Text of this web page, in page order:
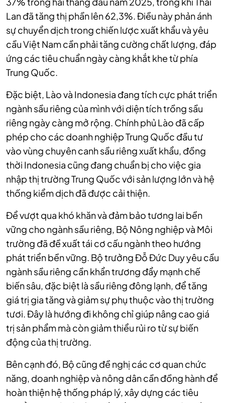
Lan đã tăng thị phần lên 62,3%. Điều này phản ánh
sự chuyển dịch trong chiến lược xuất khẩu và yêu
cầu Việt Nam cần phải tăng cường chất lượng, đáp
ứng các tiêu chuẩn ngày càng khắt khe từ phía
Trung Quốc.
Đặc biệt, Lào và Indonesia đang tích cực phát triển
ngành sầu riêng của mình với diện tích trồng sầu
riêng ngày càng mở rộng. Chính phủ Lào đã cấp
phép cho các doanh nghiệp Trung Quốc đầu tư
vào vùng chuyên canh sầu riêng xuất khẩu, đồng
thời Indonesia cũng đang chuẩn bị cho việc gia
nhập thị trường Trung Quốc với sản lượng lớn và hệ
thống kiểm dịch đã được cải thiện.
Để vượt qua khó khăn và đảm bảo tương lai bền
vững cho ngành sầu riêng, Bộ Nông nghiệp và Môi
trường đã đề xuất tái cơ cấu ngành theo hướng
phát triển bền vững. Bộ trưởng Đỗ Đức Duy yêu cầu
ngành sầu riêng cần khẩn trương đẩy mạnh chế
biến sâu, đặc biệt là sầu riêng đông lạnh, để tăng
giá trị gia tăng và giảm sự phụ thuộc vào thị trường
tươi. Đây là hướng đi không chỉ giúp nâng cao giá
trị sản phẩm mà còn giảm thiểu rủi ro từ sự biến
động của thị trường.
Bên cạnh đó, Bộ cũng đề nghị các cơ quan chức
năng, doanh nghiệp và nông dân cần đồng hành để
hoàn thiện hệ thống pháp lý, xây dựng các tiêu